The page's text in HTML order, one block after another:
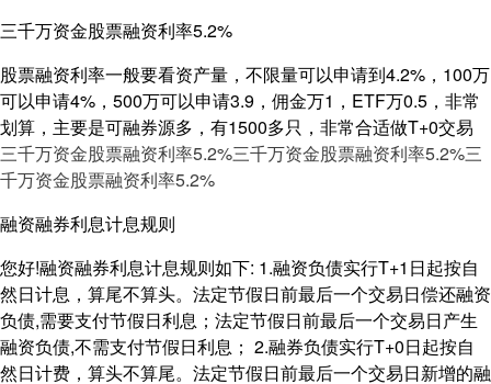
三千万资金股票融资利率5.2%
股票融资利率一般要看资产量，不限量可以申请到4.2%，100万
可以申请4%，500万可以申请3.9，佣金万1，ETF万0.5，非常
划算，主要是可融券源多，有1500多只，非常合适做T+0交易
三千万资金股票融资利率5.2%三千万资金股票融资利率5.2%三
千万资金股票融资利率5.2%
融资融券利息计息规则
您好!融资融券利息计息规则如下: 1.融资负债实行T+1日起按自
然日计息，算尾不算头。法定节假日前最后一个交易日偿还融资
负债,需要支付节假日利息；法定节假日前最后一个交易日产生
融资负债,不需支付节假日利息； 2.融券负债实行T+0日起按自
然日计费，算头不算尾。法定节假日前最后一个交易日新增的融